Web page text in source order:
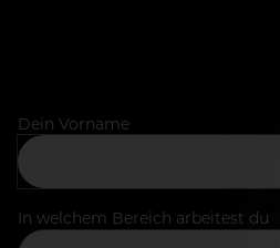
Dein Vorname
In welchem Bereich arbeitest du